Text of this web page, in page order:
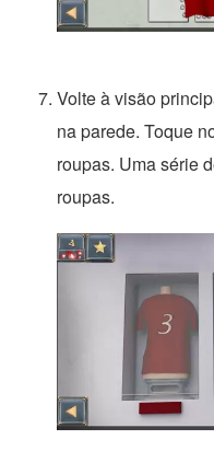
Volte à visão
na parede. Toque
roupas. Uma série
roupas.